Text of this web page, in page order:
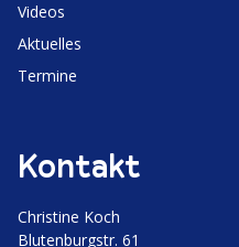
Videos
Aktuelles
Termine
Kontakt
Christine Koch
Bluten­burgstr. 61